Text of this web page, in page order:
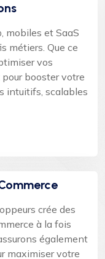
mobiles et SaaS
métiers. Que ce
vos
booster votre
intuitifs, scalables
crée des
à la fois
également
maximiser votre